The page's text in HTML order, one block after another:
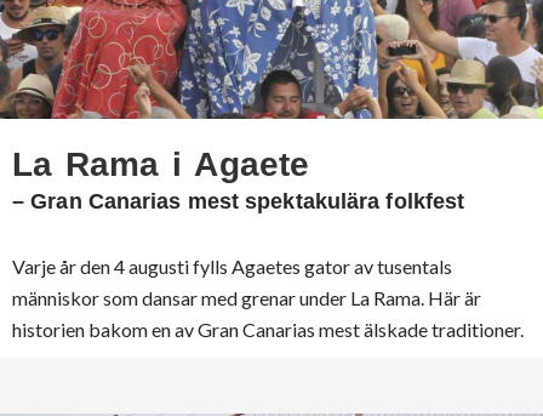
La Rama i Agaete
– Gran Canarias mest spektakulära folkfest
Varje år den 4 augusti fylls Agaetes gator av tusentals
människor som dansar med grenar under La Rama. Här är
historien bakom en av Gran Canarias mest älskade traditioner.